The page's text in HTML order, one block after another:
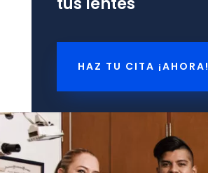
HAZ TU CITA ¡AHORA!